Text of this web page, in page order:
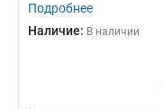
Подробнее
Наличие: В наличии